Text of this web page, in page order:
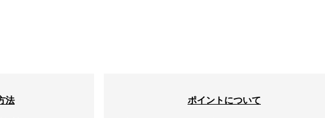
法 ポイントについて